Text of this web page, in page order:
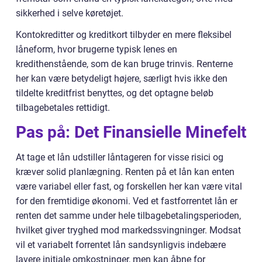
sikkerhed i selve køretøjet.
Kontokreditter og kreditkort tilbyder en mere fleksibel
låneform, hvor brugerne typisk lenes en
kredithenstående, som de kan bruge trinvis. Renterne
her kan være betydeligt højere, særligt hvis ikke den
tildelte kreditfrist benyttes, og det optagne beløb
tilbagebetales rettidigt.
Pas på: Det Finansielle Minefelt
At tage et lån udstiller låntageren for visse risici og
kræver solid planlægning. Renten på et lån kan enten
være variabel eller fast, og forskellen her kan være vital
for den fremtidige økonomi. Ved et fastforrentet lån er
renten det samme under hele tilbagebetalingsperioden,
hvilket giver tryghed mod markedssvingninger. Modsat
vil et variabelt forrentet lån sandsynligvis indebære
lavere initiale omkostninger, men kan åbne for